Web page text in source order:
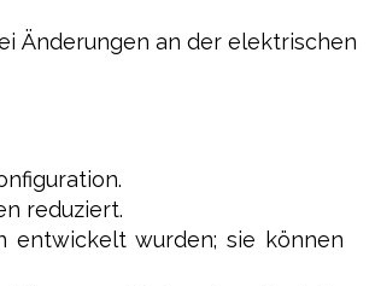
Änderungen an der elektrischen
reduziert.
entwickelt wurden; sie können